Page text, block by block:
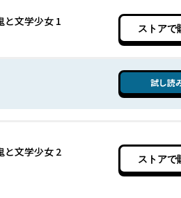
タナトスの栞 連続殺人鬼と文学少女 1
ストアで
試し読
タナトスの栞 連続殺人鬼と文学少女 2
ストアで